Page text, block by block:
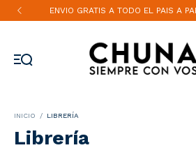
ENVIO GRATIS A TODO EL PAIS A
INICIO / LIBRERÍA
Librería